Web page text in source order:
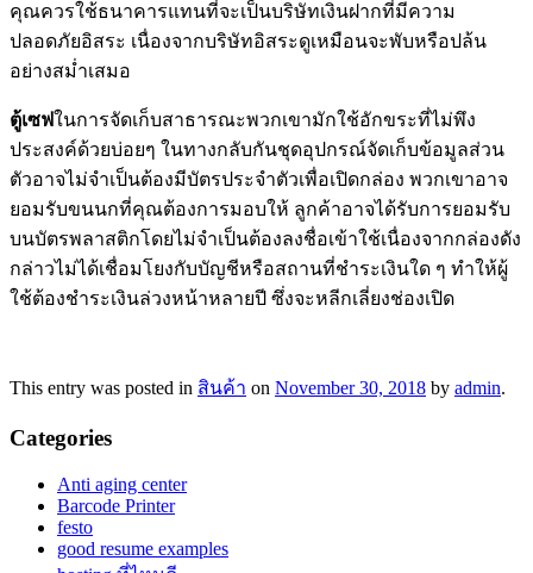
คุณควรใช้ธนาคารแทนที่จะเป็นบริษัทเงินฝากที่มีความ
ปลอดภัยอิสระ เนื่องจากบริษัทอิสระดูเหมือนจะพับหรือปล้น
อย่างสม่ำเสมอ
ตู้เซฟในการจัดเก็บสาธารณะพวกเขามักใช้อักขระที่ไม่พึง
ประสงค์ด้วยบ่อยๆ ในทางกลับกันชุดอุปกรณ์จัดเก็บข้อมูลส่วน
ตัวอาจไม่จำเป็นต้องมีบัตรประจำตัวเพื่อเปิดกล่อง พวกเขาอาจ
ยอมรับขนนกที่คุณต้องการมอบให้ ลูกค้าอาจได้รับการยอมรับ
บนบัตรพลาสติกโดยไม่จำเป็นต้องลงชื่อเข้าใช้เนื่องจากกล่องดัง
กล่าวไม่ได้เชื่อมโยงกับบัญชีหรือสถานที่ชำระเงินใด ๆ ทำให้ผู้
ใช้ต้องชำระเงินล่วงหน้าหลายปี ซึ่งจะหลีกเลี่ยงช่องเปิด
This entry was posted in สินค้า on November 30, 2018 by admin.
Categories
Anti aging center
Barcode Printer
festo
good resume examples